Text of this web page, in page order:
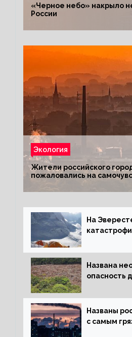
«Черное небо» накрыло
России
Экология
Жители российского
пожаловались на
На
Названа
опасность
Названы
с самым